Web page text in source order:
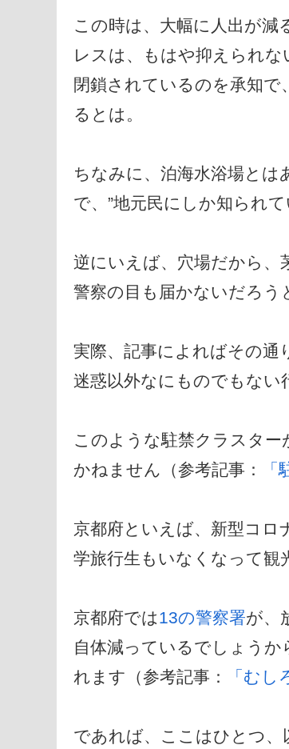
この時は、大幅に人出が減
レスは、もはや抑えられな
閉鎖されているのを承知
るとは。
ちなみに、泊海水浴場と
で、”地元民にしか知られ
逆にいえば、穴場だから、
警察の目も届かないだろう
実際、記事によればその
迷惑以外なにものでもない
このような駐禁クラスター
かねません（参考記事：
京都府といえば、新型コロ
学旅行生もいなくなって観
京都府では13の警察署が、
自体減っているでしょう
れます（参考記事：
「むし
であれば、ここはひとつ、